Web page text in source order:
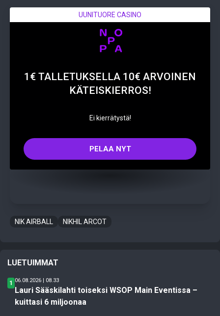
UUNITUORE CASINO
1€ TALLETUKSELLA 10€ ARVOINEN
KÄTEISKIERROS!
Ei kierrätystä!
PELAA NYT
NIK AIRBALL NIKHIL ARCOT
LUETUIMMAT
1 06.08.2026 | 08.33
Lauri Sääskilahti toiseksi WSOP Main Eventissa –
kuittasi 6 miljoonaa